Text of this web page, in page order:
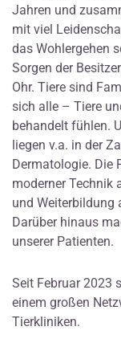
Jahren und
mit viel
das Wohlergehen
Sorgen der
Ohr. Tiere sind
sich alle – Tiere
behandelt fühlen.
liegen v.a. in der
Dermatologie. Die
moderner Technik
und Weiterbildung
Darüber hinaus
unserer Patienten.
Seit Februar 2023
einem großen
Tierkliniken.